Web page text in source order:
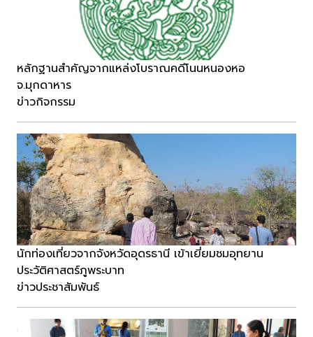
หลักฐานสำคัญจากแหล่งโบราณคดีโนนหนองหอ
จ.มุกดาหาร
ข่าวกิจกรรม
นักท่องเที่ยวจากจังหวัดอุดรธานี เข้าเยี่ยมชมอุทยาน
ประวัติศาสตร์ภูพระบาท
ข่าวประชาสัมพันธ์